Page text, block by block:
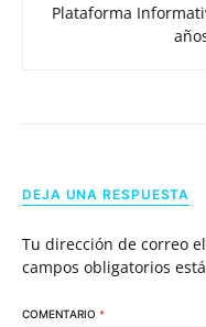
Plataforma
DEJA UNA RESPUESTA
Tu dirección de correo
campos obligatorios
COMENTARIO *